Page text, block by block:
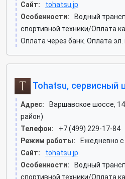
Сайт:
tohatsu.jp
Особенности:
Водный
спортивной техники/Оплата
Оплата через банк. Оплата
Tohatsu, сервисный
Адрес:
Варшавское шоссе,
район)
Телефон:
+7 (499) 229-17-84
Режим работы:
Ежедневно с
Сайт:
tohatsu.jp
Особенности:
Водный
спортивной техники/Оплата